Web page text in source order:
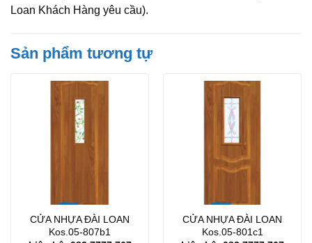
Loan Khách Hàng yêu cầu).
Sản phẩm tương tự
CỬA NHỰA ĐÀI LOAN
Kos.05-807b1
CỬA NHỰA ĐÀI LOAN
Kos.05-801c1